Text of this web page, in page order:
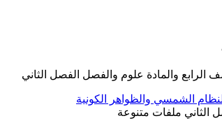
والمادة علوم والفصل الفصل الثاني
الثاني ملفات متنوعة